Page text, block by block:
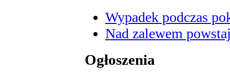
Wypadek podczas
Nad zalewem
Ogłoszenia